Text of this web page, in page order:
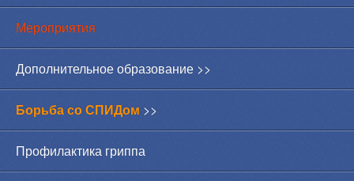
Мероприятия
Дополнительное образование >>
Борьба со СПИДом >>
Профилактика гриппа